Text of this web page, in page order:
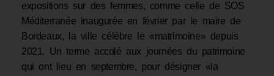
expositions sur des femmes, comme celle de SOS
Méditerranée inaugurée en février par le maire de
Bordeaux, la ville célèbre le «matrimoine» depuis
2021. Un terme accolé aux journées du patrimoine
qui ont lieu en septembre, pour désigner «la